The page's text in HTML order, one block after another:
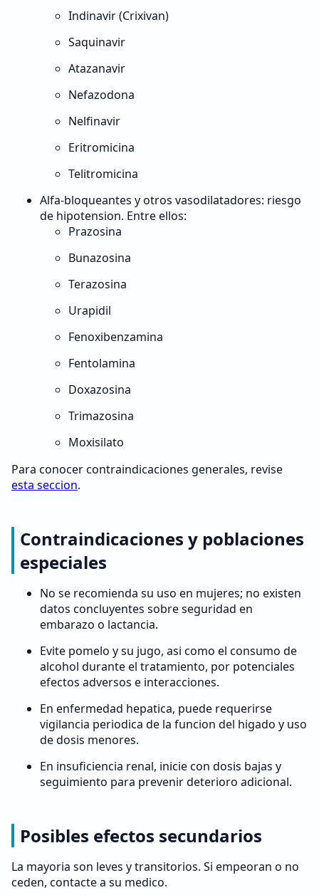
Indinavir (Crixivan)
Saquinavir
Atazanavir
Nefazodona
Nelfinavir
Eritromicina
Telitromicina
Alfa-bloqueantes y otros vasodilatadores: riesgo
de hipotension. Entre ellos:
Prazosina
Bunazosina
Terazosina
Urapidil
Fenoxibenzamina
Fentolamina
Doxazosina
Trimazosina
Moxisilato
Para conocer contraindicaciones generales, revise
esta seccion.
Contraindicaciones y poblaciones
especiales
No se recomienda su uso en mujeres; no existen
datos concluyentes sobre seguridad en
embarazo o lactancia.
Evite pomelo y su jugo, asi como el consumo de
alcohol durante el tratamiento, por potenciales
efectos adversos e interacciones.
En enfermedad hepatica, puede requerirse
vigilancia periodica de la funcion del higado y uso
de dosis menores.
En insuficiencia renal, inicie con dosis bajas y
seguimiento para prevenir deterioro adicional.
Posibles efectos secundarios
La mayoria son leves y transitorios. Si empeoran o no
ceden, contacte a su medico.